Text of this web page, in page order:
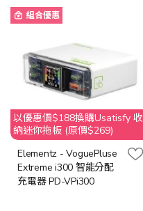
組合優惠
以優惠價$188換購Usatisfy 收
納迷你拖板 (原價$269)
Elementz - VoguePluse
Extreme i300 智能分配
充電器 PD-VPi300